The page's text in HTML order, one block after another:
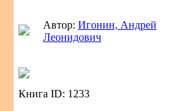
Автор: Игонин, Андрей
Леонидович
Книга ID: 1233